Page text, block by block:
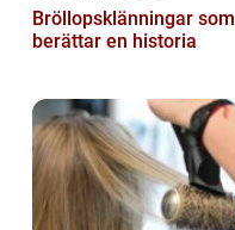
Bröllopsklänningar som
berättar en historia